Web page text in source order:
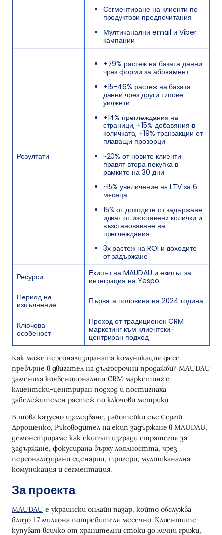
Сегментиране на клиенти по
продуктови предпочитания
Мултиканални email и Viber
кампании
Резултати
+79% растеж на базата данни
чрез форми за абонамент
+15-46% растеж на базата
данни чрез други типове
уиджети
+14% преглеждания на
страници, +15% добавяния в
количката, +19% транзакции от
плаващи прозорци
~20% от новите клиенти
правят втора покупка в
рамките на 30 дни
~15% увеличение на LTV за 6
месеца
15% от доходите от задържане
идват от изоставени колички и
възстановяване на
преглеждания
3х растеж на ROI и доходите
от задържане
Ресурси
Екипът на MAUDAU и екипът за
интеграция на Yespo
Период на
изпълнение
Първата половина на 2024 година
Ключова
особеност
Преход от традиционен CRM
маркетинг към клиентски-
центриран подход
Как може персонализираната комуникация да се
превърне в двигател на дългосрочни продажби? MAUDAU
замениха конвенционалния CRM маркетинг с
клиентски-центриран подход и постигнаха
забележителен растеж по ключови метрики.
В това казусно изследване, работейки със Сергій
Дорошенко, Ръководител на екип задържане в MAUDAU,
демонстрираме как екипът изгради стратегия за
задържане, фокусирана върху лоялността, чрез
персонализирани сценарии, тригери, мултиканална
комуникация и сегментация.
За проекта
MAUDAU е украински онлайн пазар, който обслужва
близо 1.7 милиона потребителя месечно. Клиентите
купуват всичко от хранителни стоки до лични грижи,